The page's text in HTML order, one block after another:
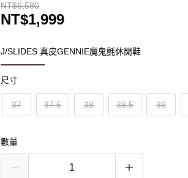
NT$6,580
NT$1,999
J/SLIDES 真皮GENNIE魔鬼氈休閒鞋
尺寸
37 37.5 38 38.5 39
數量